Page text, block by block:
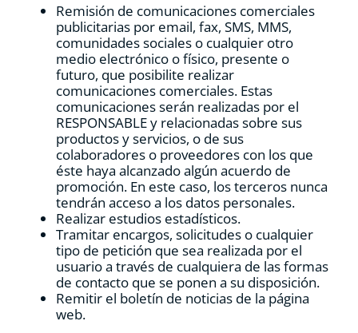
Remisión de comunicaciones comerciales
publicitarias por email, fax, SMS, MMS,
comunidades sociales o cualquier otro
medio electrónico o físico, presente o
futuro, que posibilite realizar
comunicaciones comerciales. Estas
comunicaciones serán realizadas por el
RESPONSABLE y relacionadas sobre sus
productos y servicios, o de sus
colaboradores o proveedores con los que
éste haya alcanzado algún acuerdo de
promoción. En este caso, los terceros nunca
tendrán acceso a los datos personales.
Realizar estudios estadísticos.
Tramitar encargos, solicitudes o cualquier
tipo de petición que sea realizada por el
usuario a través de cualquiera de las formas
de contacto que se ponen a su disposición.
Remitir el boletín de noticias de la página
web.